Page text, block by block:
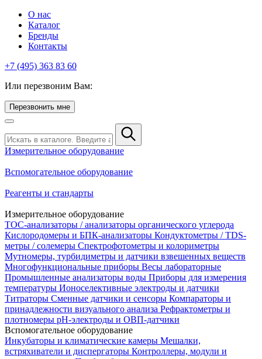
О нас
Каталог
Бренды
Контакты
+7 (495) 363 83 60
Или перезвоним Вам:
Перезвонить мне
Измерительное оборудование
Вспомогательное оборудование
Реагенты и стандарты
Измерительное оборудование
TOC-анализаторы / анализаторы органического углерода
Кислородомеры и БПК-анализаторы Кондуктометры / TDS-
метры / солемеры Спектрофотометры и колориметры
Мутномеры, турбидиметры и датчики взвешенных веществ
Многофункциональные приборы Весы лабораторные
Промышленные анализаторы воды Приборы для измерения
температуры Ионоселективные электроды и датчики
Титраторы Сменные датчики и сенсоры Компараторы и
принадлежности визуального анализа Рефрактометры и
плотномеры pH-электроды и ОВП-датчики
Вспомогательное оборудование
Инкубаторы и климатические камеры Мешалки,
встряхиватели и диспергаторы Контроллеры, модули и